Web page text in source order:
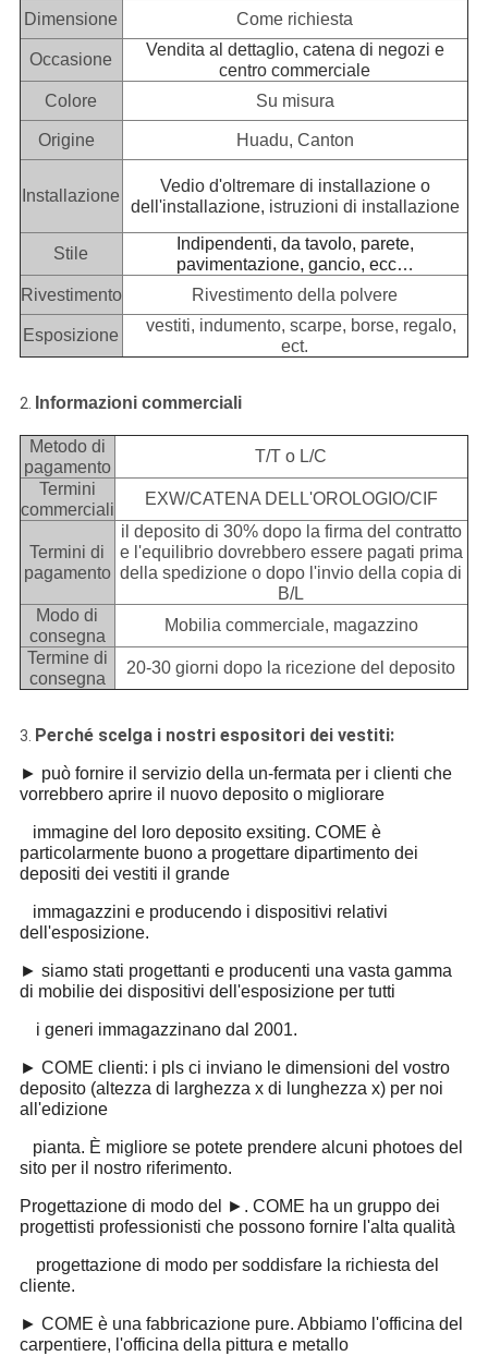
Dimensione Come richiesta
Occasione
Vendita al dettaglio, catena di negozi e
centro commerciale
Colore
Su misura
Origine Huadu, Canton
Installazione
Vedio d'oltremare di installazione o
dell'installazione, istruzioni di installazione
Stile
Indipendenti, da tavolo, parete,
pavimentazione, gancio, ecc…
Rivestimento
Rivestimento della polvere
Esposizione
vestiti, indumento, scarpe, borse, regalo,
ect.
2. Informazioni commerciali
Metodo di
pagamento
T/T o L/C
Termini
commerciali
EXW/CATENA DELL'OROLOGIO/CIF
Termini di
pagamento
il deposito di 30% dopo la firma del contratto
e l'equilibrio dovrebbero essere pagati prima
della spedizione o dopo l'invio della copia di
B/L
Modo di
consegna
Mobilia commerciale, magazzino
Termine di
consegna
20-30 giorni dopo la ricezione del deposito
3. Perché scelga i nostri espositori dei vestiti:
► può fornire il servizio della un-fermata per i clienti che
vorrebbero aprire il nuovo deposito o migliorare
immagine del loro deposito exsiting. COME è
particolarmente buono a progettare dipartimento dei
depositi dei vestiti il grande
immagazzini e producendo i dispositivi relativi
dell'esposizione.
► siamo stati progettanti e producenti una vasta gamma
di mobilie dei dispositivi dell'esposizione per tutti
i generi immagazzinano dal 2001.
► COME clienti: i pls ci inviano le dimensioni del vostro
deposito (altezza di larghezza x di lunghezza x) per noi
all'edizione
pianta. È migliore se potete prendere alcuni photoes del
sito per il nostro riferimento.
Progettazione di modo del ►. COME ha un gruppo dei
progettisti professionisti che possono fornire l'alta qualità
progettazione di modo per soddisfare la richiesta del
cliente.
► COME è una fabbricazione pure. Abbiamo l'officina del
carpentiere, l'officina della pittura e metallo